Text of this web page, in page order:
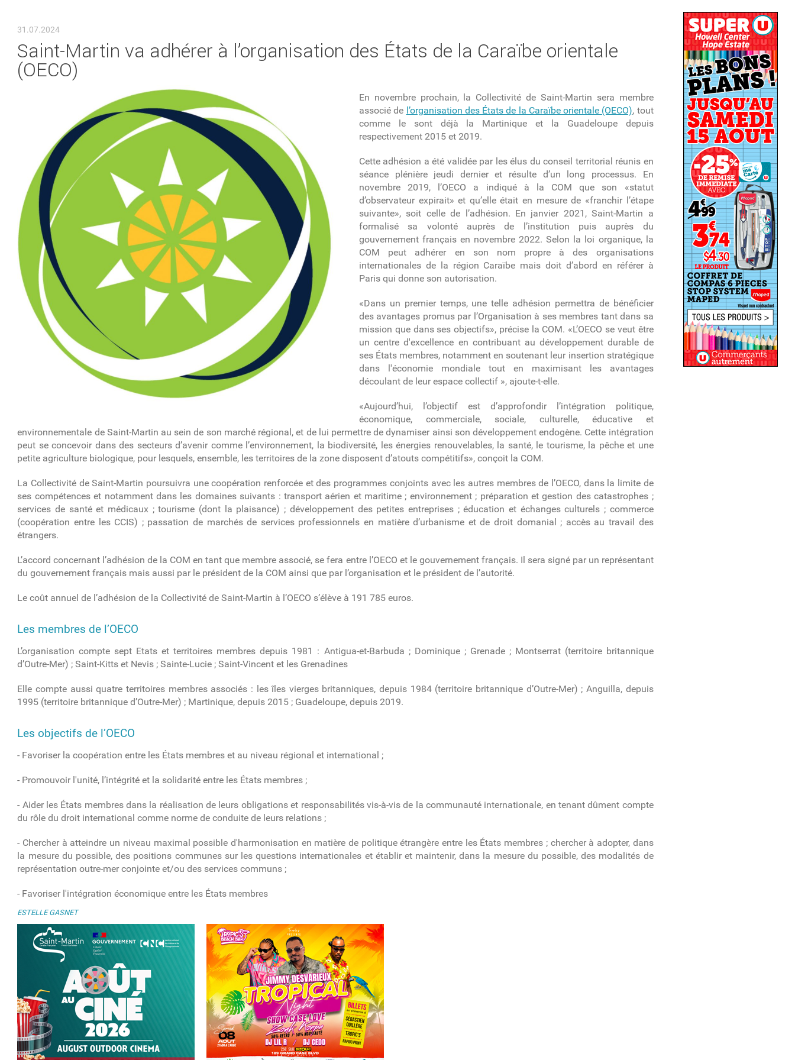
31.07.2024
Saint-Martin va adhérer à l’organisation des États de la Caraïbe orientale
(OECO)
En novembre prochain, la Collectivité de Saint-Martin sera membre
associé de l’organisation des États de la Caraïbe orientale (OECO), tout
comme le sont déjà la Martinique et la Guadeloupe depuis
respectivement 2015 et 2019.
Cette adhésion a été validée par les élus du conseil territorial réunis en
séance plénière jeudi dernier et résulte d’un long processus. En
novembre 2019, l’OECO a indiqué à la COM que son «statut
d’observateur expirait» et qu’elle était en mesure de «franchir l’étape
suivante», soit celle de l’adhésion. En janvier 2021, Saint-Martin a
formalisé sa volonté auprès de l’institution puis auprès du
gouvernement français en novembre 2022. Selon la loi organique, la
COM peut adhérer en son nom propre à des organisations
internationales de la région Caraïbe mais doit d’abord en référer à
Paris qui donne son autorisation.
«Dans un premier temps, une telle adhésion permettra de bénéficier
des avantages promus par l’Organisation à ses membres tant dans sa
mission que dans ses objectifs», précise la COM. «L’OECO se veut être
un centre d'excellence en contribuant au développement durable de
ses États membres, notamment en soutenant leur insertion stratégique
dans l'économie mondiale tout en maximisant les avantages
découlant de leur espace collectif », ajoute-t-elle.
«Aujourd’hui, l’objectif est d’approfondir l’intégration politique,
économique, commerciale, sociale, culturelle, éducative et
environnementale de Saint-Martin au sein de son marché régional, et de lui permettre de dynamiser ainsi son développement endogène. Cette intégration
peut se concevoir dans des secteurs d’avenir comme l’environnement, la biodiversité, les énergies renouvelables, la santé, le tourisme, la pêche et une
petite agriculture biologique, pour lesquels, ensemble, les territoires de la zone disposent d’atouts compétitifs», conçoit la COM.
La Collectivité de Saint-Martin poursuivra une coopération renforcée et des programmes conjoints avec les autres membres de l’OECO, dans la limite de
ses compétences et notamment dans les domaines suivants : transport aérien et maritime ; environnement ; préparation et gestion des catastrophes ;
services de santé et médicaux ; tourisme (dont la plaisance) ; développement des petites entreprises ; éducation et échanges culturels ; commerce
(coopération entre les CCIS) ; passation de marchés de services professionnels en matière d’urbanisme et de droit domanial ; accès au travail des
étrangers.
L’accord concernant l’adhésion de la COM en tant que membre associé, se fera entre l’OECO et le gouvernement français. Il sera signé par un représentant
du gouvernement français mais aussi par le président de la COM ainsi que par l’organisation et le président de l’autorité.
Le coût annuel de l’adhésion de la Collectivité de Saint-Martin à l’OECO s’élève à 191 785 euros.
Les membres de l’OECO
L’organisation compte sept Etats et territoires membres depuis 1981 : Antigua-et-Barbuda ; Dominique ; Grenade ; Montserrat (territoire britannique
d’Outre-Mer) ; Saint-Kitts et Nevis ; Sainte-Lucie ; Saint-Vincent et les Grenadines
Elle compte aussi quatre territoires membres associés : les îles vierges britanniques, depuis 1984 (territoire britannique d’Outre-Mer) ; Anguilla, depuis
1995 (territoire britannique d’Outre-Mer) ; Martinique, depuis 2015 ; Guadeloupe, depuis 2019.
Les objectifs de l’OECO
- Favoriser la coopération entre les États membres et au niveau régional et international ;
- Promouvoir l'unité, l’intégrité et la solidarité entre les États membres ;
- Aider les États membres dans la réalisation de leurs obligations et responsabilités vis-à-vis de la communauté internationale, en tenant dûment compte
du rôle du droit international comme norme de conduite de leurs relations ;
- Chercher à atteindre un niveau maximal possible d'harmonisation en matière de politique étrangère entre les États membres ; chercher à adopter, dans
la mesure du possible, des positions communes sur les questions internationales et établir et maintenir, dans la mesure du possible, des modalités de
représentation outre-mer conjointe et/ou des services communs ;
- Favoriser l'intégration économique entre les États membres
ESTELLE GASNET